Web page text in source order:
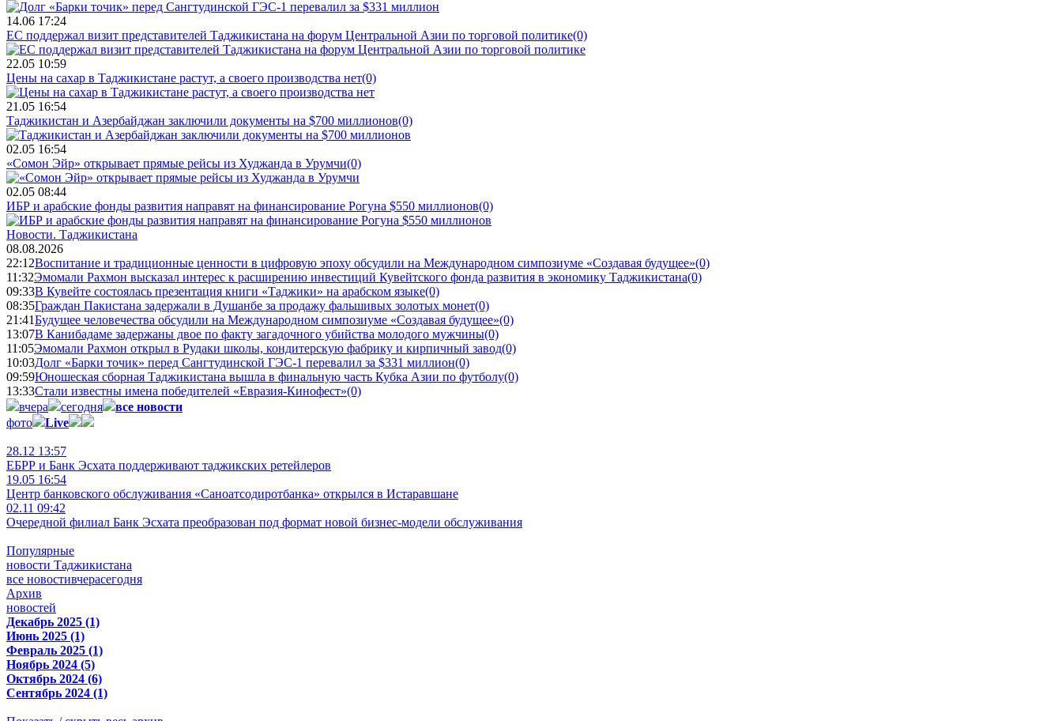
14.06 17:24
ЕС поддержал визит представителей Таджикистана на форум Центральной Азии по торговой политике(0)
22.05 10:59
Цены на сахар в Таджикистане растут, а своего производства нет(0)
21.05 16:54
Таджикистан и Азербайджан заключили документы на $700 миллионов(0)
02.05 16:54
«Сомон Эйр» открывает прямые рейсы из Худжанда в Урумчи(0)
02.05 08:44
ИБР и арабские фонды развития направят на финансирование Рогуна $550 миллионов(0)
Новости. Таджикистана
08.08.2026
22:12Воспитание и традиционные ценности в цифровую эпоху обсудили на Международном симпозиуме «Создавая будущее»(0)
11:32Эмомали Рахмон высказал интерес к расширению инвестиций Кувейтского фонда развития в экономику Таджикистана(0)
09:33В Кувейте состоялась презентация книги «Таджики» на арабском языке(0)
08:35Граждан Пакистана задержали в Душанбе за продажу фальшивых золотых монет(0)
21:41Будущее человечества обсудили на Международном симпозиуме «Создавая будущее»(0)
13:07В Канибадаме задержаны двое по факту загадочного убийства молодого мужчины(0)
11:05Эмомали Рахмон открыл в Рудаки школы, кондитерскую фабрику и кирпичный завод(0)
10:03Долг «Барки точик» перед Сангтудинской ГЭС-1 перевалил за $331 миллион(0)
09:59Юношеская сборная Таджикистана вышла в финальную часть Кубка Азии по футболу(0)
13:33Стали известны имена победителей «Евразия-Кинофест»(0)
вчера
сегодня
все новости
фото
Live
28.12 13:57
ЕБРР и Банк Эсхата поддерживают таджикских ретейлеров
19.05 16:54
Центр банковского обслуживания «Саноатсодиротбанка» открылся в Истаравшане
02.11 09:42
Очередной филиал Банк Эсхата преобразован под формат новой бизнес-модели обслуживания
Популярные
новости Таджикистана
все новостивчерасегодня
Архив
новостей
Декабрь 2025 (1)
Июнь 2025 (1)
Февраль 2025 (1)
Ноябрь 2024 (5)
Октябрь 2024 (6)
Сентябрь 2024 (1)